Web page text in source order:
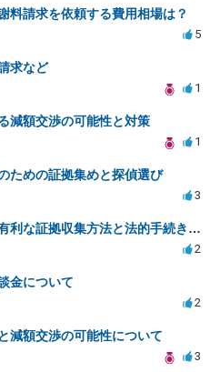
料請求を依頼する費用相場は？
5
求など
1
減額交渉の可能性と対策
1
ための証拠集めと探偵選び
3
不貞行為に対する離婚に有利な証拠収集方法と法的手続きについて
2
金について
2
減額交渉の可能性について
3